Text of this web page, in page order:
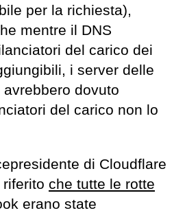
per la richiesta),
mentre il DNS
del carico dei
i server delle
dovuto
del carico non lo
di Cloudflare
che tutte le rotte
erano state